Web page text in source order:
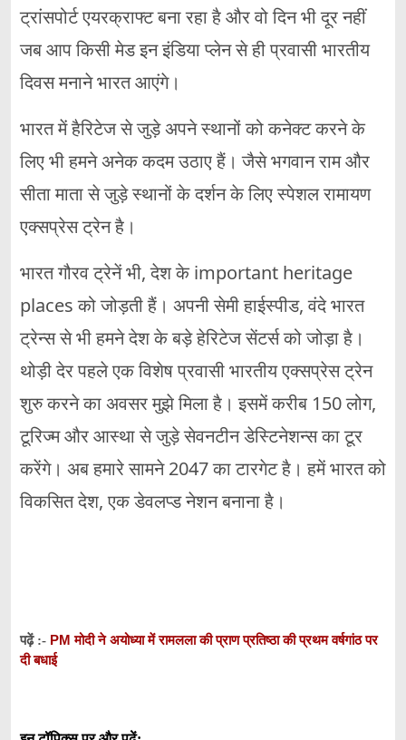
ट्रांसपोर्ट एयरक्राफ्ट बना रहा है और वो दिन भी दूर नहीं
जब आप किसी मेड इन इंडिया प्लेन से ही प्रवासी भारतीय
दिवस मनाने भारत आएंगे।
भारत में हैरिटेज से जुड़े अपने स्थानों को कनेक्ट करने के
लिए भी हमने अनेक कदम उठाए हैं। जैसे भगवान राम और
सीता माता से जुड़े स्थानों के दर्शन के लिए स्पेशल रामायण
एक्सप्रेस ट्रेन है।
भारत गौरव ट्रेनें भी, देश के important heritage
places को जोड़ती हैं। अपनी सेमी हाईस्पीड, वंदे भारत
ट्रेन्स से भी हमने देश के बड़े हेरिटेज सेंटर्स को जोड़ा है।
थोड़ी देर पहले एक विशेष प्रवासी भारतीय एक्सप्रेस ट्रेन
शुरु करने का अवसर मुझे मिला है। इसमें करीब 150 लोग,
टूरिज्म और आस्था से जुड़े सेवनटीन डेस्टिनेशन्स का टूर
करेंगे। अब हमारे सामने 2047 का टारगेट है। हमें भारत को
विकसित देश, एक डेवलप्ड नेशन बनाना है।
पढ़ें :- PM मोदी ने अयोध्या में रामलला की प्राण प्रतिष्ठा की प्रथम वर्षगांठ पर
दी बधाई